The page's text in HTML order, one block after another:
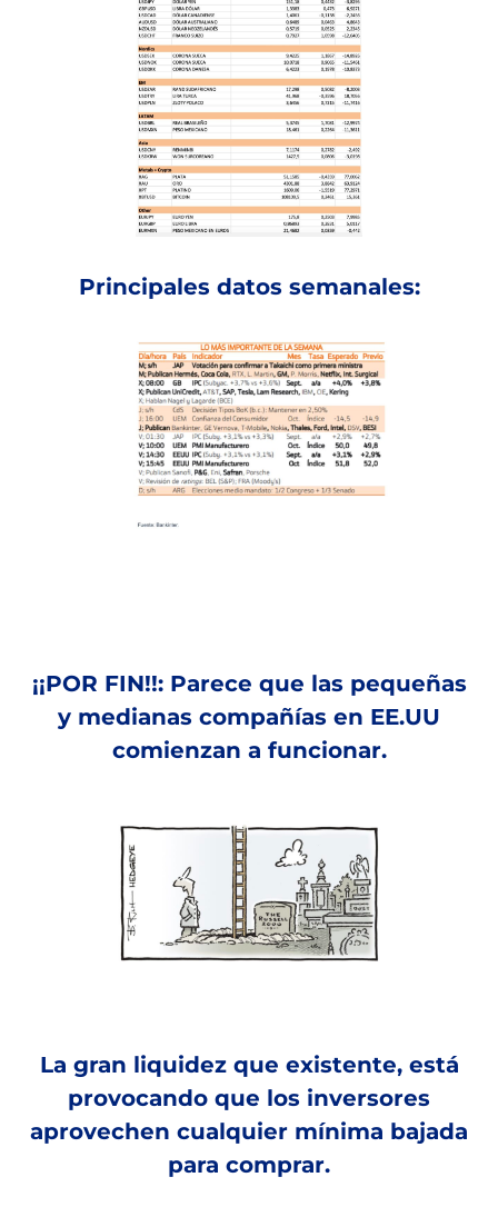
Principales datos semanales:
¡¡POR FIN!!: Parece que las pequeñas
y medianas compañías en EE.UU
comienzan a funcionar.
La gran liquidez que existente, está
provocando que los inversores
aprovechen cualquier mínima bajada
para comprar.